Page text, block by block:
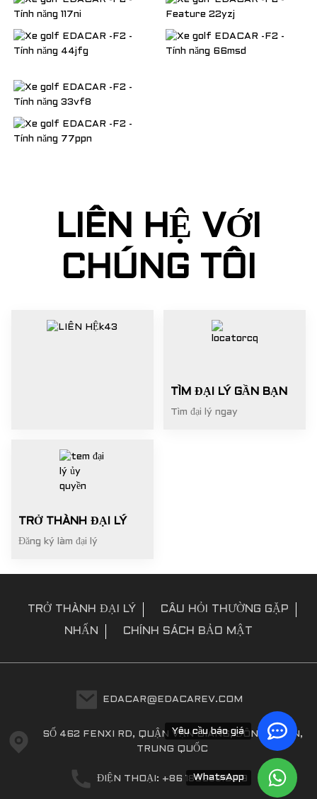
Yêu cầu báo giá
WhatsApp
LIÊN HỆ VỚI
CHÚNG TÔI
TÌM ĐẠI LÝ GẦN BẠN
Tìm đại lý ngay
TRỞ THÀNH ĐẠI LÝ
Đăng ký làm đại lý
TRỞ THÀNH ĐẠI LÝ CÂU HỎI THƯỜNG GẶP
NHẤN CHÍNH SÁCH BẢO MẬT
EDACAR@EDACAREV.COM
SỐ 462 FENXI RD, QUẬN VẠN GIANG, ĐÔNG QUAN,
TRUNG QUỐC
ĐIỆN THOẠI: +86 18965816319